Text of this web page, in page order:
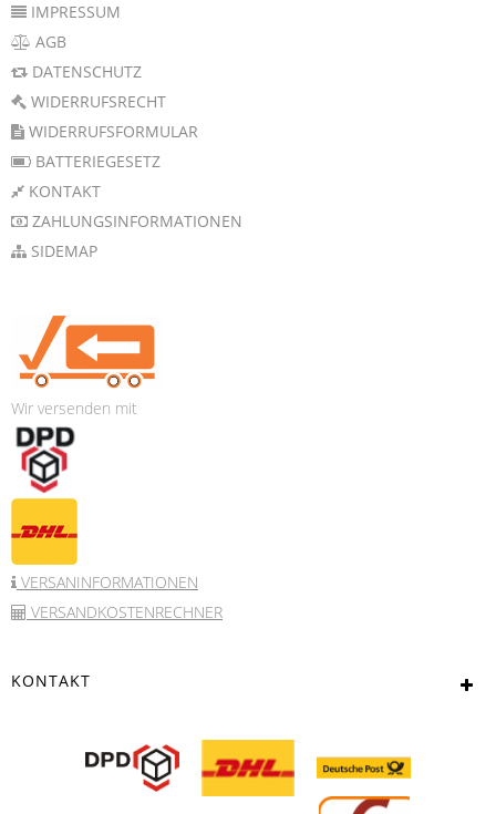
IMPRESSUM
AGB
DATENSCHUTZ
WIDERRUFSRECHT
WIDERRUFSFORMULAR
BATTERIEGESETZ
KONTAKT
ZAHLUNGSINFORMATIONEN
SIDEMAP
Wir versenden mit
VERSANINFORMATIONEN
VERSANDKOSTENRECHNER
KONTAKT